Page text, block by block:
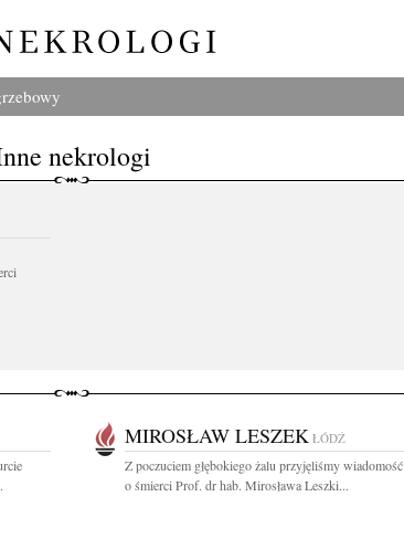
nekrologi
MIROSŁAW LESZEK ŁÓDŹ
Z poczuciem głębokiego żalu przyjęliśmy wiadomość
o śmierci Prof. dr hab. Mirosława Leszki...